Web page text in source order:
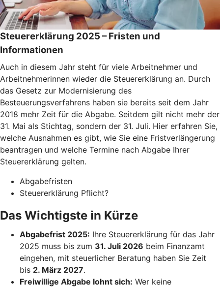
Steuererklärung 2025 – Fristen und
Informationen
Auch in diesem Jahr steht für viele Arbeitnehmer und
Arbeitnehmerinnen wieder die Steuererklärung an. Durch
das Gesetz zur Modernisierung des
Besteuerungsverfahrens haben sie bereits seit dem Jahr
2018 mehr Zeit für die Abgabe. Seitdem gilt nicht mehr der
31. Mai als Stichtag, sondern der 31. Juli. Hier erfahren Sie,
welche Ausnahmen es gibt, wie Sie eine Fristverlängerung
beantragen und welche Termine nach Abgabe Ihrer
Steuererklärung gelten.
Abgabefristen
Steuererklärung Pflicht?
Das Wichtigste in Kürze
Abgabefrist 2025: Ihre Steuererklärung für das Jahr
2025 muss bis zum 31. Juli 2026 beim Finanzamt
eingehen, mit steuerlicher Beratung haben Sie Zeit
bis 2. März 2027.
Freiwillige Abgabe lohnt sich: Wer keine